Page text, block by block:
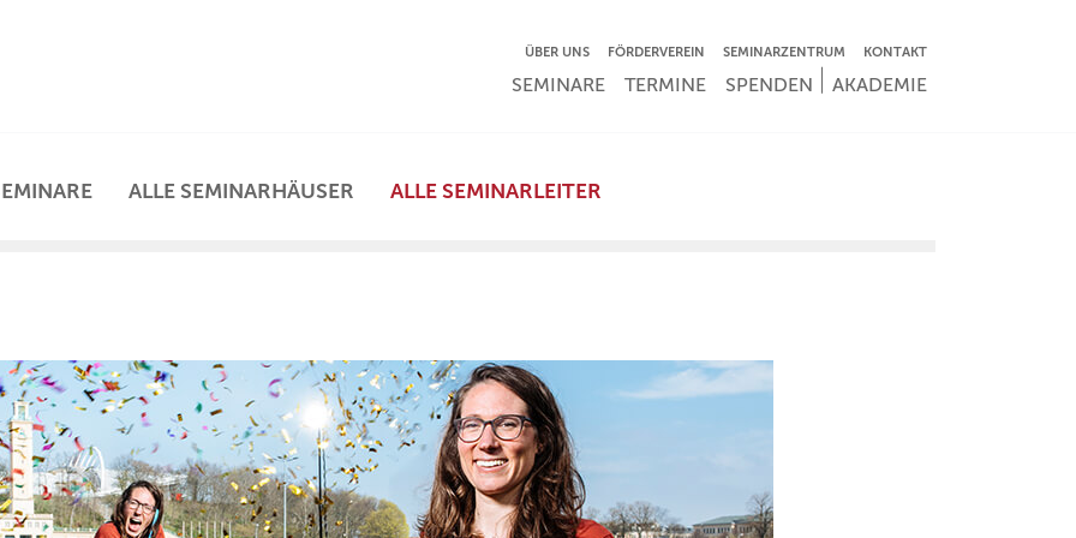
NAVIGATION ÜBERSPRINGEN
ÜBER UNS FÖRDERVEREIN SEMINARZENTRUM KONTAKT
NAVIGATION ÜBERSPRINGEN
SEMINARE TERMINE SPENDEN AKADEMIE
ALLE SEMINARHÄUSER ALLE SEMINARLEITER